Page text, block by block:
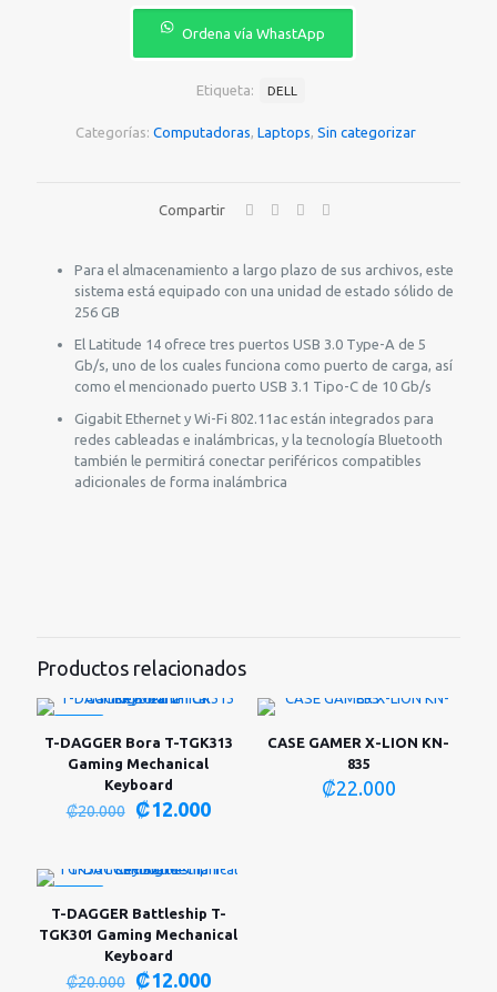
BLACK
Ordena vía WhastApp
Categorías: Computadoras, Laptops, Sin categorizar
Etiqueta: DELL
Compartir
Para el almacenamiento a largo plazo de sus archivos, este
sistema está equipado con una unidad de estado sólido de
256 GB
El Latitude 14 ofrece tres puertos USB 3.0 Type-A de 5
Gb/s, uno de los cuales funciona como puerto de carga, así
como el mencionado puerto USB 3.1 Tipo-C de 10 Gb/s
Gigabit Ethernet y Wi-Fi 802.11ac están integrados para
redes cableadas e inalámbricas, y la tecnología Bluetooth
también le permitirá conectar periféricos compatibles
adicionales de forma inalámbrica
Productos relacionados
T-DAGGER Bora T-TGK313
Gaming Mechanical
Keyboard
₡20.000
El
era:
₡12.000El
es:
CASE GAMER X-LION KN-
835
₡22.000
T-DAGGER Battleship T-
TGK301 Gaming Mechanical
Keyboard
₡20.000
El
₡12.000El